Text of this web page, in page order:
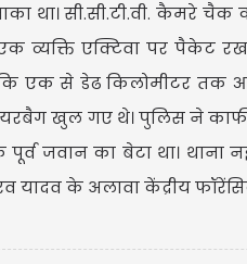
था। सी.सी.टी.वी. कैमरे
व्यक्ति एक्टिवा पर पैकेट
कि एक से डेढ किलोमीटर तक
खुल गए थे। पुलिस ने काफी
जवान का बेटा था। थाना
यादव के अलावा केंद्रीय